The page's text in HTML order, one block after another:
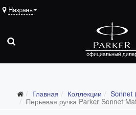
Назрань
Главная Коллекции
Sonnet
Перьевая ручка Parker Sonnet
Все коллекции